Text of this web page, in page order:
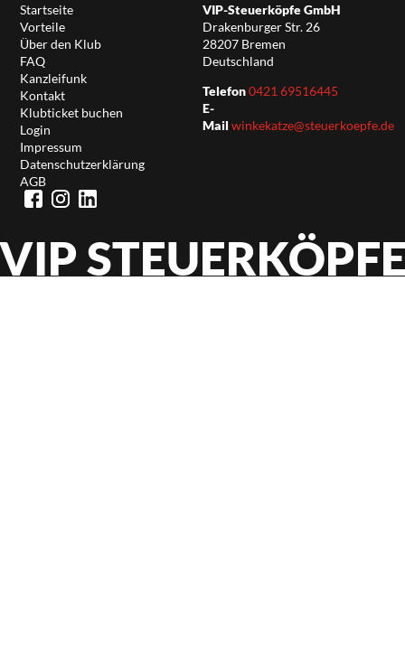
Startseite
Vorteile
Über den Klub
FAQ
Kanzleifunk
Kontakt
Klubticket buchen
Login
Impressum
Datenschutzerklärung
AGB
VIP-Steuerköpfe GmbH
Drakenburger Str. 26
28207 Bremen
Deutschland
Telefon0421 69516445
E-
Mail winkekatze@steuerkoepfe.de